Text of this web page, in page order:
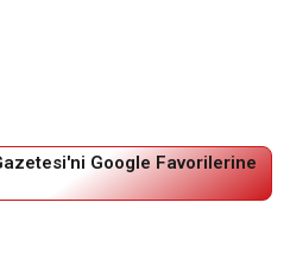
Google Favorilerine